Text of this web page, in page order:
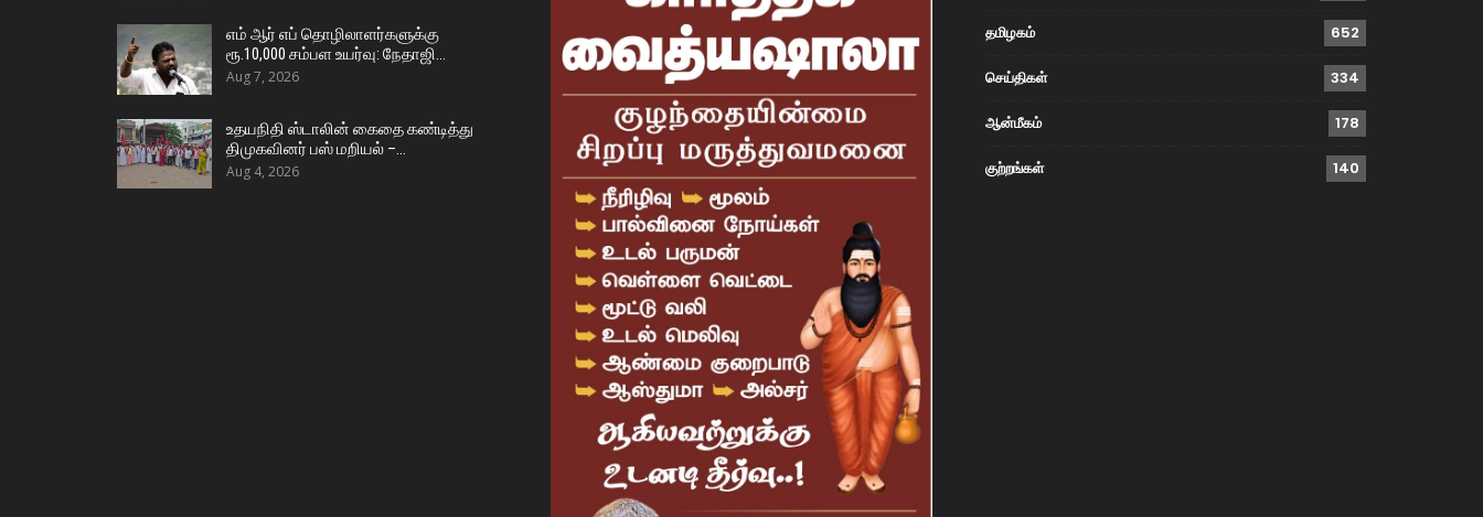
எம் ஆர் எப் தொழிலாளர்களுக்கு
ரூ.10,000 சம்பள உயர்வு: நேதாஜி…
Aug 7, 2026
உதயநிதி ஸ்டாலின் கைதை கண்டித்து
திமுகவினர் பஸ் மறியல் –…
Aug 4, 2026
தமிழகம் 652
செய்திகள் 334
ஆன்மீகம் 178
குற்றங்கள் 140